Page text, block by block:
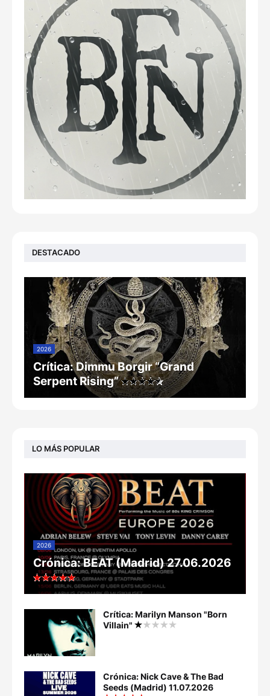
DESTACADO
2026
Crítica: Dimmu Borgir “Grand
Serpent Rising”
LO MÁS POPULAR
2026
Crónica: BEAT (Madrid) 27.06.2026
Crítica: Marilyn Manson "Born
Villain"
Crónica: Nick Cave & The Bad
Seeds (Madrid) 11.07.2026